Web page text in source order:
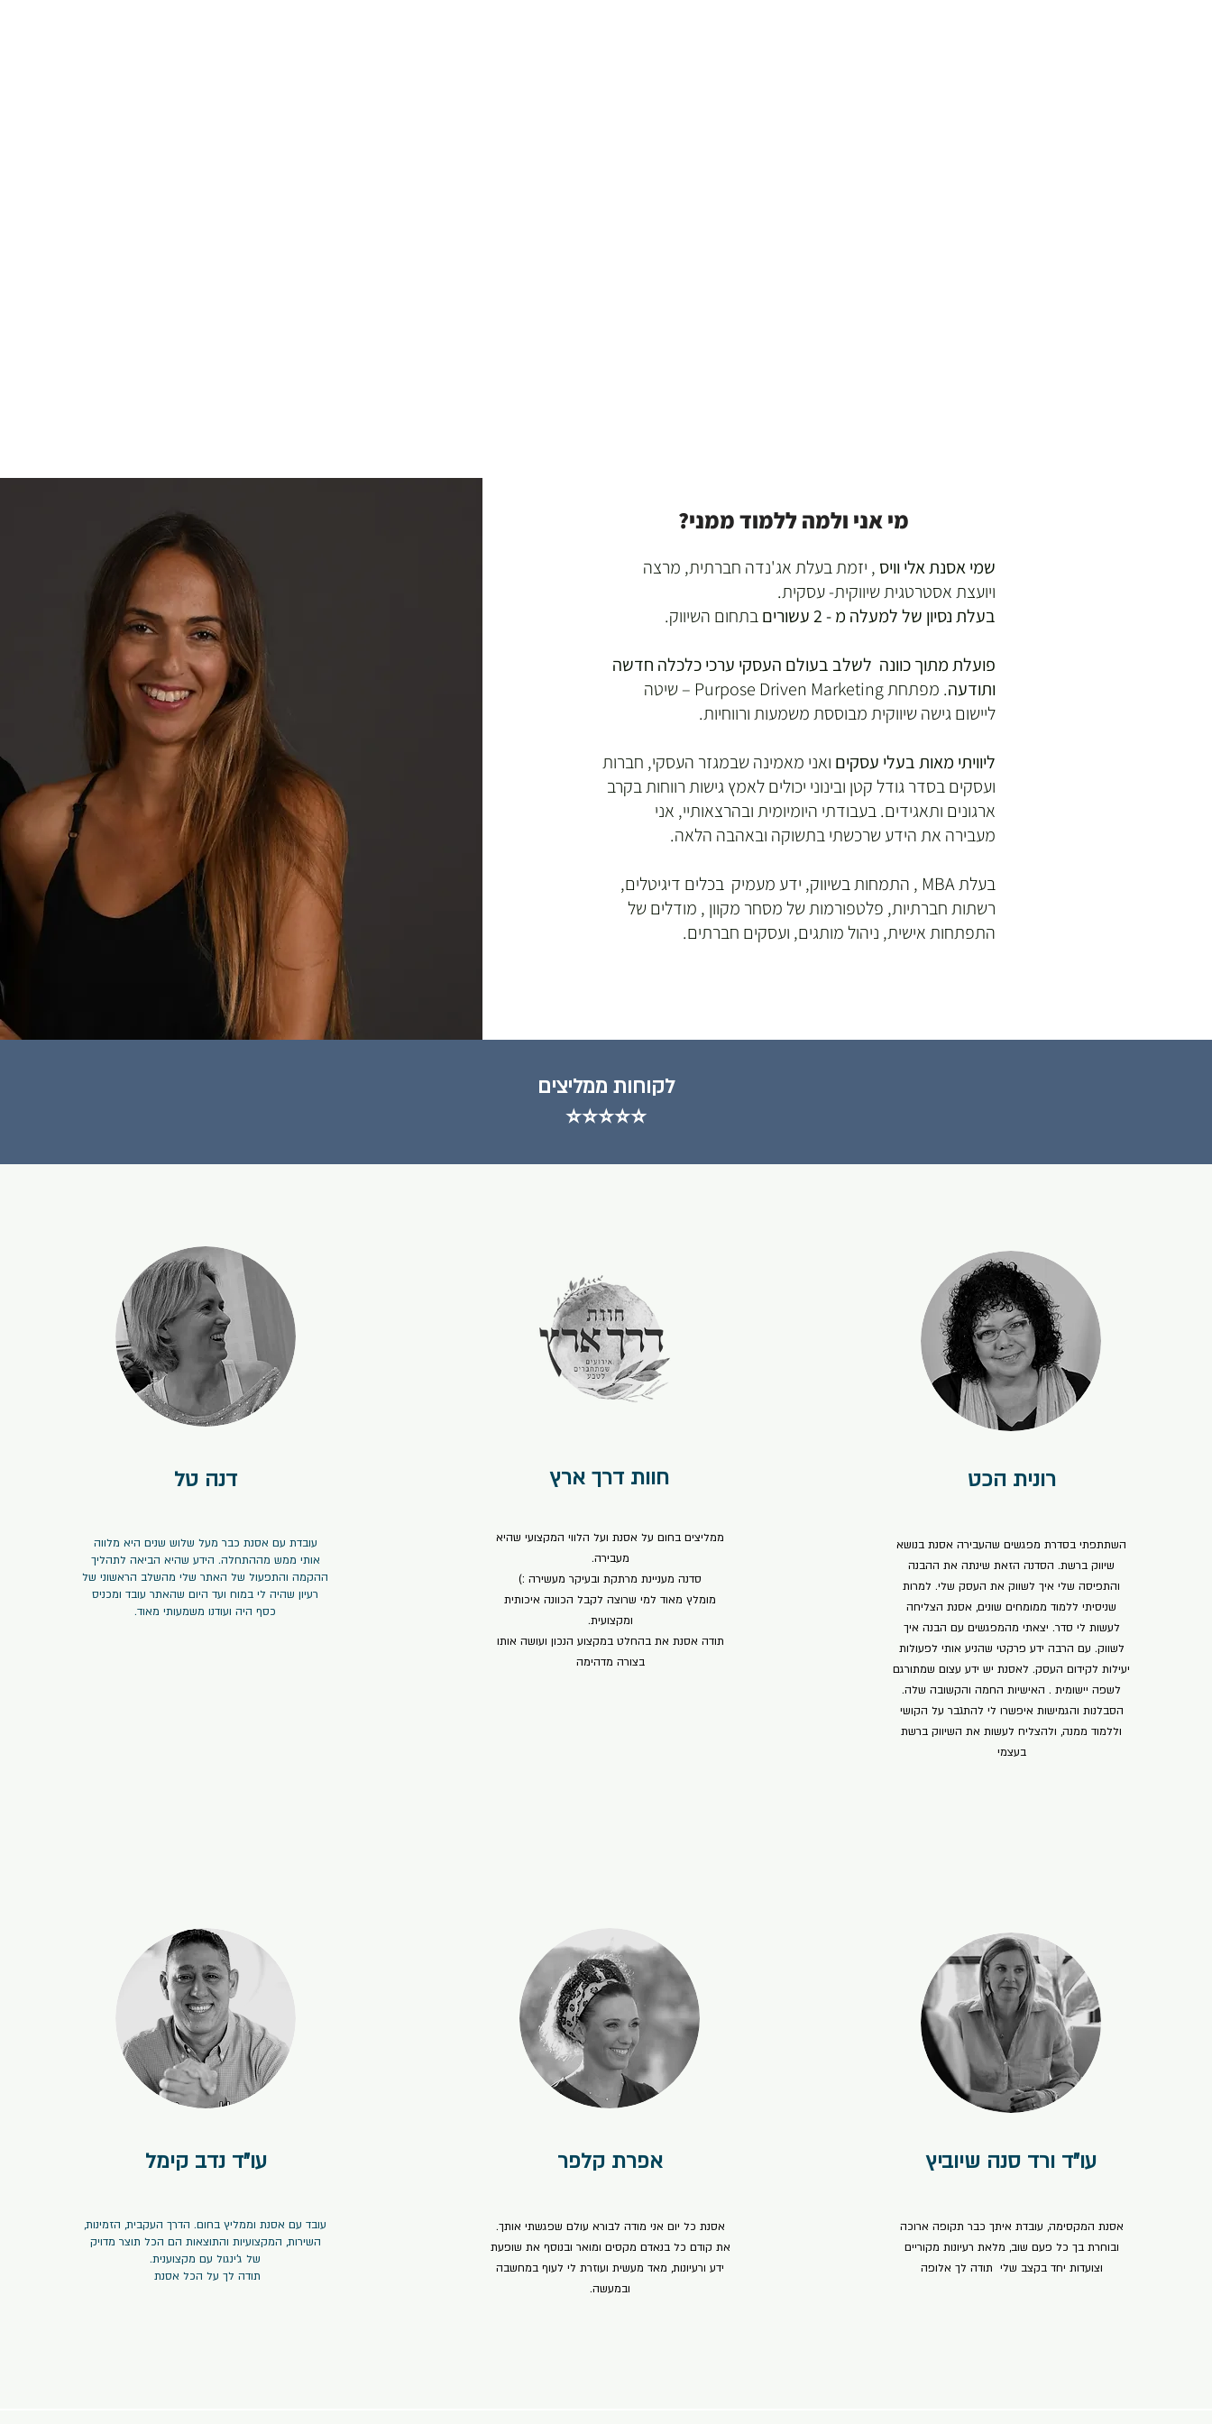
מי אני ולמה ללמוד ממני?
שמי אסנת אלי וויס , יזמת בעלת אג'נדה חברתית, מרצה
ויועצת אסטרטגית שיווקית- עסקית.
בעלת נסיון של למעלה מ - 2 עשורים
בתחום השיווק.
פועלת מתוך כוונה לשלב בעולם העסקי ערכי כלכלה חדשה
ותודעה
. מפתחת Purpose Driven Marketing – שיטה
ליישום גישה שיווקית מבוססת משמעות ורווחיות.
ליוויתי מאות בעלי עסקים ואני מאמינה שבמגזר העסקי, חברות
ועסקים בסדר גודל קטן ובינוני יכולים לאמץ גישות רווחות בקרב
ארגונים ותאגידים. בעבודתי היומיומית ובהרצאותיי, אני
מעבירה את הידע שרכשתי בתשוקה ובאהבה הלאה.
בעלת MBA , התמחות בשיווק, ידע מעמיק בכלים דיגיטלים,
רשתות חברתיות, פלטפורמות של מסחר מקוון , מודלים של
התפתחות אישית, ניהול מותגים, ועסקים חברתים.
לקוחות ממליצים
⭐⭐⭐⭐⭐
דנה טל
עובדת עם אסנת כבר מעל שלוש שנים היא מלווה
אותי ממש מההתחלה. הידע שהיא הביאה לתהליך
ההקמה והתפעול של האתר שלי מהשלב הראשוני של
רעיון שהיה לי במוח ועד היום שהאתר עובד ומכניס
כסף היה ועודנו משמעותי מאוד.
חוות דרך ארץ
ממליצים בחום על אסנת ועל הלווי המקצועי שהיא
מעבירה.
סדנה מעניינת מרתקת ובעיקר מעשירה :)
מומלץ מאוד למי שרוצה לקבל הכוונה איכותית
ומקצועית.
תודה אסנת את בהחלט במקצוע הנכון ועושה אותו
בצורה מדהימה
רונית הכט
השתתפתי בסדרת מפגשים שהעבירה אסנת בנושא
שיווק ברשת. הסדנה הזאת שינתה את ההבנה
והתפיסה שלי איך לשווק את העסק שלי. למרות
שניסיתי ללמוד ממומחים שונים, אסנת הצליחה
לעשות לי סדר. יצאתי מהמפגשים עם הבנה איך
לשווק. עם הרבה ידע פרקטי שהניע אותי לפעולות
יעילות לקידום העסק. לאסנת יש ידע עצום שמתורגם
לשפה יישומית . האישיות החמה והקשובה שלה.
הסבלנות והגמישות איפשרו לי להתגבר על הקושי
וללמוד ממנה, ולהצליח לעשות את השיווק ברשת
בעצמי
עו"ד נדב קימל
עובד עם אסנת וממליץ בחום. הדרך העקבית, הזמינות,
השירות, המקצועיות והתוצאות הם הכל תוצר מדויק
של ג'ינגול עם מקצוענית.
תודה לך על הכל אסנת
אפרת קלפר
אסנת כל יום אני מודה לבורא עולם שפגשתי אותך.
את קודם כל בנאדם מקסים ומואר ובנוסף את שופעת
ידע ורעיונות, מאד מעשית ועוזרת לי לעוף במחשבה
ובמעשה.
עו"ד ורד סנה שיוביץ
אסנת המקסימה, עובדת איתך כבר תקופה ארוכה
ובוחרת בך כל פעם שוב, מלאת רעיונות מקוריים
וצועדות יחד בקצב שלי תודה לך אלופה